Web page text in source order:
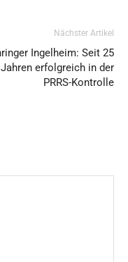
Nächster Artikel
Ingelheim: Seit 25
Jahren erfolgreich in der
PRRS-Kontrolle